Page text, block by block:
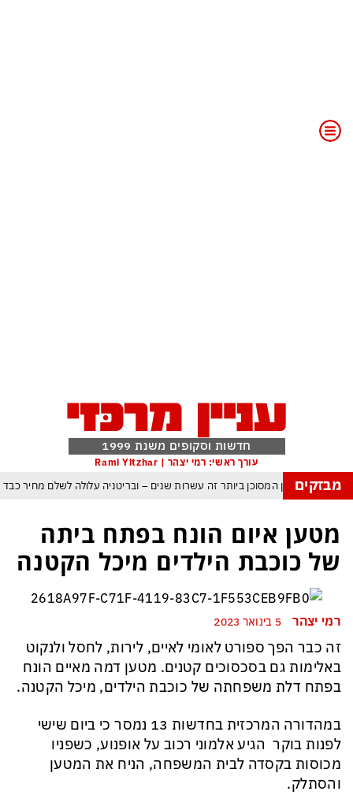
חדשות וסקופים משנת 1999
עורך ראשי: רמי יצהר | Rami Yitzhar
מבזקים
נכנס לעידן המסוכן ביותר זה עשרות שנים – ובריטניה עלולה לשלם מחיר כבד
מי היה מאמין שבאר שבע תנצח את הכוכב האדום?
ומיירטים להגנה – טראמפ נשאר רק עם ציוצי האיום המגוחכים שלא מזיזים לטהרן
כמדיניות: כך הפכה ההוצאה להורג לכלי ההרתעה המרכזי של המשטר האיראני
א-סיסי, ארדואן ושליט קטאר מכנסים פגישת ״כיפה אדומה״ לנתניהו בנושא עזה
מטען איום הונח בפתח ביתה
של כוכבת הילדים מיכל הקטנה
רמי יצהר
זה כבר הפך ספורט לאומי לאיים, לירות, לחסל ולנקוט
באלימות גם בסכסוכים קטנים. מטען דמה מאיים הונח
בפתח דלת משפחתה של כוכבת הילדים, מיכל הקטנה.
במהדורה המרכזית בחדשות 13 נמסר כי ביום שישי
לפנות בוקר הגיע אלמוני רכוב על אופנוע, כשפניו
מכוסות בקסדה לבית המשפחה, הניח את המטען
והסתלק.